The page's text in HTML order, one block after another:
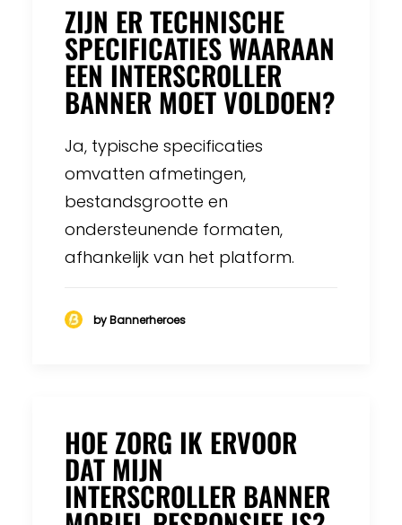
ZIJN ER TECHNISCHE
SPECIFICATIES WAARAAN
EEN INTERSCROLLER
BANNER MOET VOLDOEN?
Ja, typische specificaties
omvatten afmetingen,
bestandsgrootte en
ondersteunende formaten,
afhankelijk van het platform.
by Bannerheroes
HOE ZORG IK ERVOOR
DAT MIJN
INTERSCROLLER BANNER